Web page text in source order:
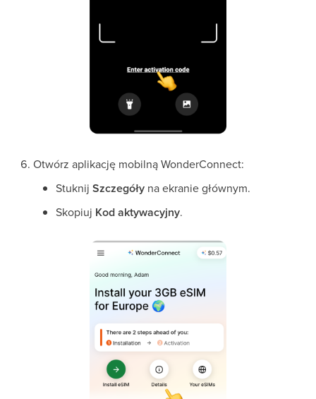
Otwórz aplikację mobilną WonderConnect:
Stuknij Szczegóły na ekranie głównym.
Skopiuj Kod aktywacyjny.